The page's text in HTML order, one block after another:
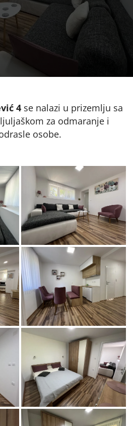
4 se nalazi u prizemlju sa
za odmaranje i
osobe.
radivojevic_4-2
radivojevic_4-4
radivojevic_4-6